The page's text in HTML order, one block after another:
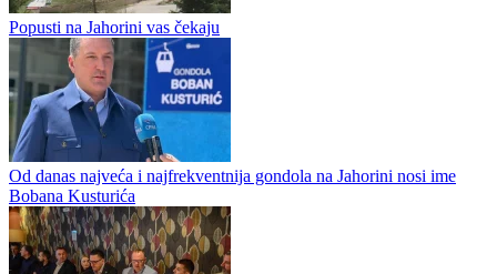
Jahorina otvara sezonu